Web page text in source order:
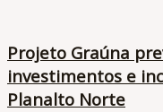
Projeto Graúna
investimentos e
Planalto Norte